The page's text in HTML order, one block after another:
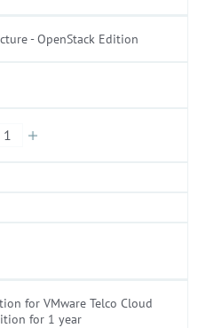
- OpenStack Edition
for VMware Telco Cloud
for 1 year